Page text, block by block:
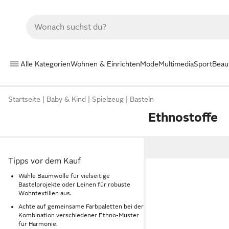
Alle KategorienWohnen & EinrichtenModeMultimediaSport
Startseite Baby & Kind Spielzeug Basteln
Ethnostoffe
Tipps vor dem Kauf
Wähle Baumwolle für vielseitige
Bastelprojekte oder Leinen für robuste
Wohntextilien aus.
Achte auf gemeinsame Farbpaletten bei der
Kombination verschiedener Ethno-Muster
für Harmonie.